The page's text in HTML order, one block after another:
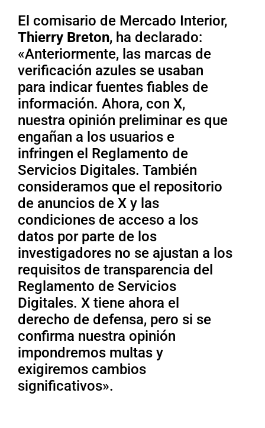
El comisario de Mercado Interior,
Thierry Breton, ha declarado:
«Anteriormente, las marcas de
verificación azules se usaban
para indicar fuentes fiables de
información. Ahora, con X,
nuestra opinión preliminar es que
engañan a los usuarios e
infringen el Reglamento de
Servicios Digitales. También
consideramos que el repositorio
de anuncios de X y las
condiciones de acceso a los
datos por parte de los
investigadores no se ajustan a los
requisitos de transparencia del
Reglamento de Servicios
Digitales. X tiene ahora el
derecho de defensa, pero si se
confirma nuestra opinión
impondremos multas y
exigiremos cambios
significativos».